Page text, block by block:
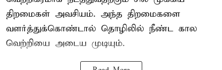
திறமைகள் அவசியம். அந்த திறமைகளை
வளர்த்துக்கொண்டால் தொழிலில் நீண்ட கால
வெற்றியை அடைய முடியும்.